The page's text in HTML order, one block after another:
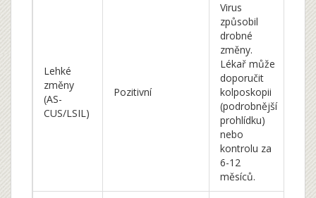
Lehké
změny
(AS-
CUS/LSIL)
Pozitivní
Virus
způsobil
drobné
změny.
Lékař může
doporučit
kolposkopii
(podrobnější
prohlídku)
nebo
kontrolu za
6-12
měsíců.